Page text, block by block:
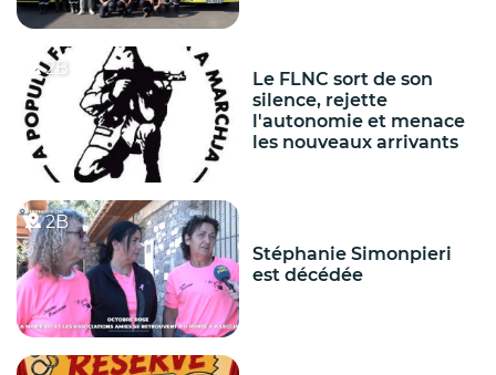
2B
Le FLNC sort de son
silence, rejette
l'autonomie et menace
les nouveaux arrivants
2B
Stéphanie Simonpieri
est décédée